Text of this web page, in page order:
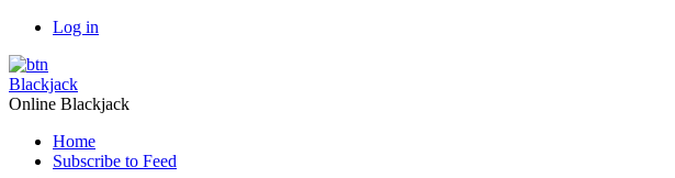
Log in
Blackjack
Online Blackjack
Home
Subscribe to Feed